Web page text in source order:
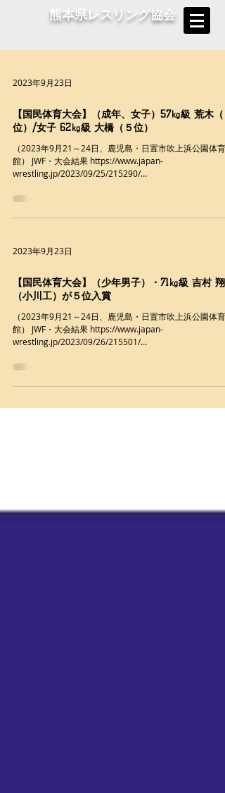
熊本県レスリング協会
2023年9月23日
【国民体育大会】（成年、女子）57㎏級 荒木（
位）/女子 62㎏級 大橋（５位）
（2023年9月21～24日、鹿児島・日置市吹上浜公園体育
館） JWF・大会結果 https://www.japan-
wrestling.jp/2023/09/25/215290/
2023年9月23日
【国民体育大会】（少年男子）・71㎏級 吉村 翔
（小川工）が５位入賞
（2023年9月21～24日、鹿児島・日置市吹上浜公園体育
館） JWF・大会結果 https://www.japan-
wrestling.jp/2023/09/26/215501/
*...